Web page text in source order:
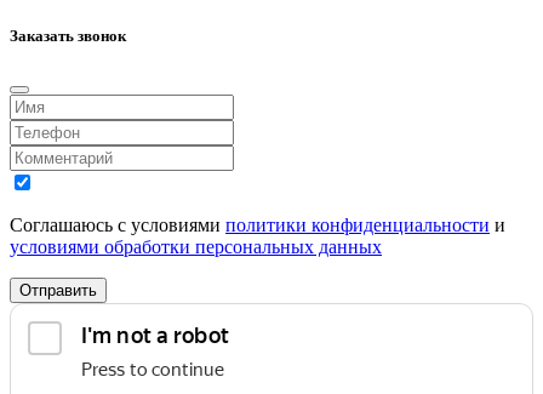
Заказать звонок
Соглашаюсь с условиями политики конфиденциальности и
условиями обработки персональных данных
Отправить